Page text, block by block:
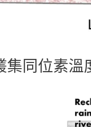
集同位素溫